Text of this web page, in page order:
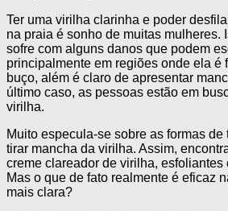
Ter uma virilha clarinha e poder
na praia é sonho de muitas mulheres.
sofre com alguns danos que podem
principalmente em regiões onde ela é
buço, além é claro de apresentar
último caso, as pessoas estão em
virilha.
Muito especula-se sobre as formas de
tirar mancha da virilha. Assim,
creme clareador de virilha, esfoliantes
Mas o que de fato realmente é eficaz
mais clara?